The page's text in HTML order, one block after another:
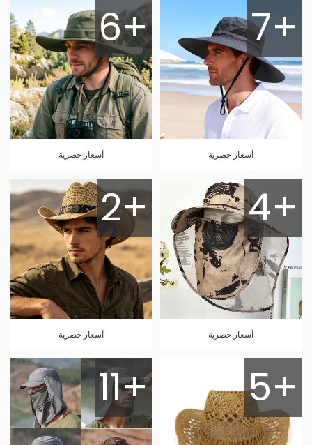
7+
أسعار حصرية
6+
أسعار حصرية
4+
أسعار حصرية
2+
أسعار حصرية
5+
11+